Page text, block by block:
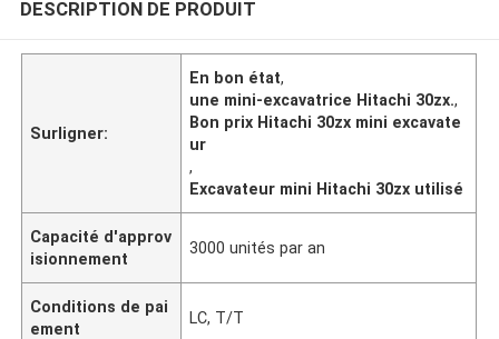
DESCRIPTION DE PRODUIT
Surligner:
En bon état,
une mini-excavatrice Hitachi 30zx.,
Bon prix Hitachi 30zx mini excavate
ur
,
Excavateur mini Hitachi 30zx utilisé
Capacité d'approv
isionnement
3000 unités par an
Conditions de pai
ement
LC, T/T